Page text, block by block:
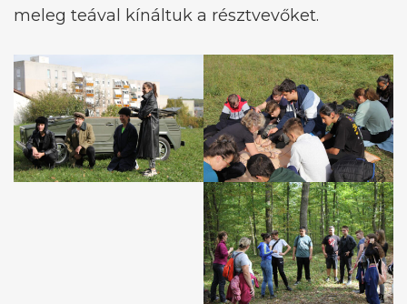
meleg teával kínáltuk a résztvevőket.